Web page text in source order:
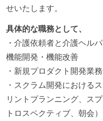
せいたします。
具体的な職務として、
・介護依頼者と介護ヘル
機能開発・機能改善
・新規プロダクト開発業
・スクラム開発における
リントプランニング、ス
トロスペクティブ、朝会）